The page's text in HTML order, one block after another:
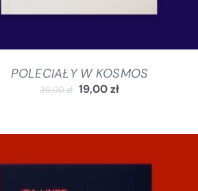
POLECIAŁY W KOSMOS
36,00zł 19,00zł